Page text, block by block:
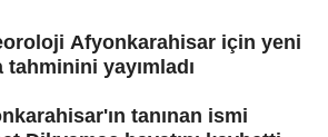
Afyonkarahisar için yeni
tahminini yayımladı
tanınan ismi